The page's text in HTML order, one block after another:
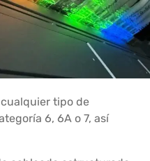
tipo de
6, 6A o 7, así